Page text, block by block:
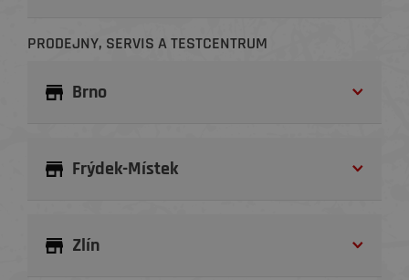
PRODEJNY, SERVIS A TESTCENTRUM
Brno
Frýdek-Místek
Zlín